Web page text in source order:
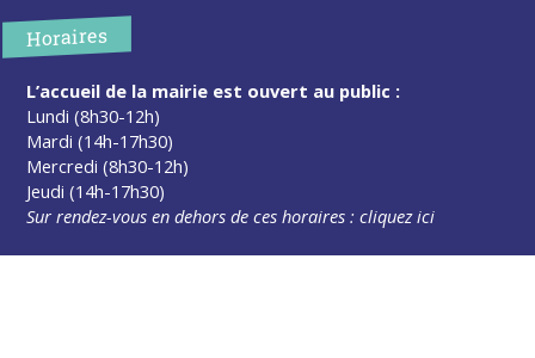
Horaires
L’accueil de la mairie est ouvert au public :
Lundi (8h30-12h)
Mardi (14h-17h30)
Mercredi (8h30-12h)
Jeudi (14h-17h30)
Sur rendez-vous en dehors de ces horaires :cliquez ici